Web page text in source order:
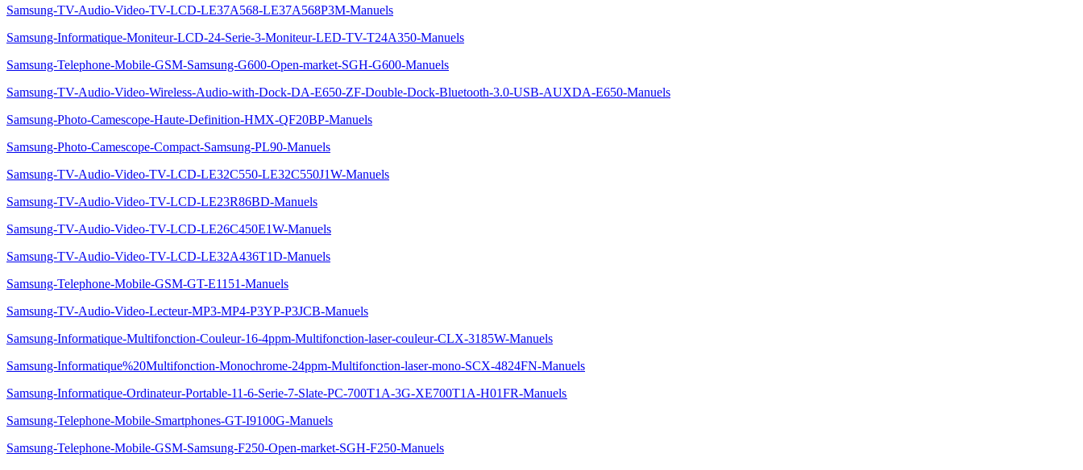
Samsung-TV-Audio-Video-TV-LCD-LE37A568-LE37A568P3M-Manuels
Samsung-Informatique-Moniteur-LCD-24-Serie-3-Moniteur-LED-TV-T24A350-Manuels
Samsung-Telephone-Mobile-GSM-Samsung-G600-Open-market-SGH-G600-Manuels
Samsung-TV-Audio-Video-Wireless-Audio-with-Dock-DA-E650-ZF-Double-Dock-Bluetooth-3.0-USB-AUXDA-E650-Manuels
Samsung-Photo-Camescope-Haute-Definition-HMX-QF20BP-Manuels
Samsung-Photo-Camescope-Compact-Samsung-PL90-Manuels
Samsung-TV-Audio-Video-TV-LCD-LE32C550-LE32C550J1W-Manuels
Samsung-TV-Audio-Video-TV-LCD-LE23R86BD-Manuels
Samsung-TV-Audio-Video-TV-LCD-LE26C450E1W-Manuels
Samsung-TV-Audio-Video-TV-LCD-LE32A436T1D-Manuels
Samsung-Telephone-Mobile-GSM-GT-E1151-Manuels
Samsung-TV-Audio-Video-Lecteur-MP3-MP4-P3YP-P3JCB-Manuels
Samsung-Informatique-Multifonction-Couleur-16-4ppm-Multifonction-laser-couleur-CLX-3185W-Manuels
Samsung-Informatique%20Multifonction-Monochrome-24ppm-Multifonction-laser-mono-SCX-4824FN-Manuels
Samsung-Informatique-Ordinateur-Portable-11-6-Serie-7-Slate-PC-700T1A-3G-XE700T1A-H01FR-Manuels
Samsung-Telephone-Mobile-Smartphones-GT-I9100G-Manuels
Samsung-Telephone-Mobile-GSM-Samsung-F250-Open-market-SGH-F250-Manuels